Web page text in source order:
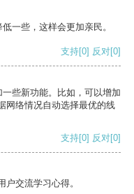
一些，这样会更加亲民。
支持[0] 反对[0]
些新功能。比如，可以增加
网络情况自动选择最优的线
支持[0] 反对[0]
交流学习心得。